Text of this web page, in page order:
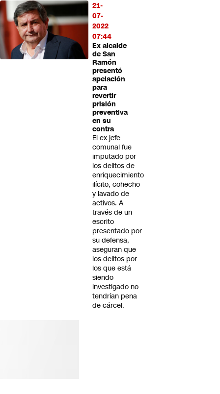
21-
07-
2022
07:44
Ex alcalde
de San
Ramón
presentó
apelación
para
revertir
prisión
preventiva
en su
contra
El ex jefe
comunal fue
imputado por
los delitos de
enriquecimiento
ilícito, cohecho
y lavado de
activos. A
través de un
escrito
presentado por
su defensa,
aseguran que
los delitos por
los que está
siendo
investigado no
tendrían pena
de cárcel.